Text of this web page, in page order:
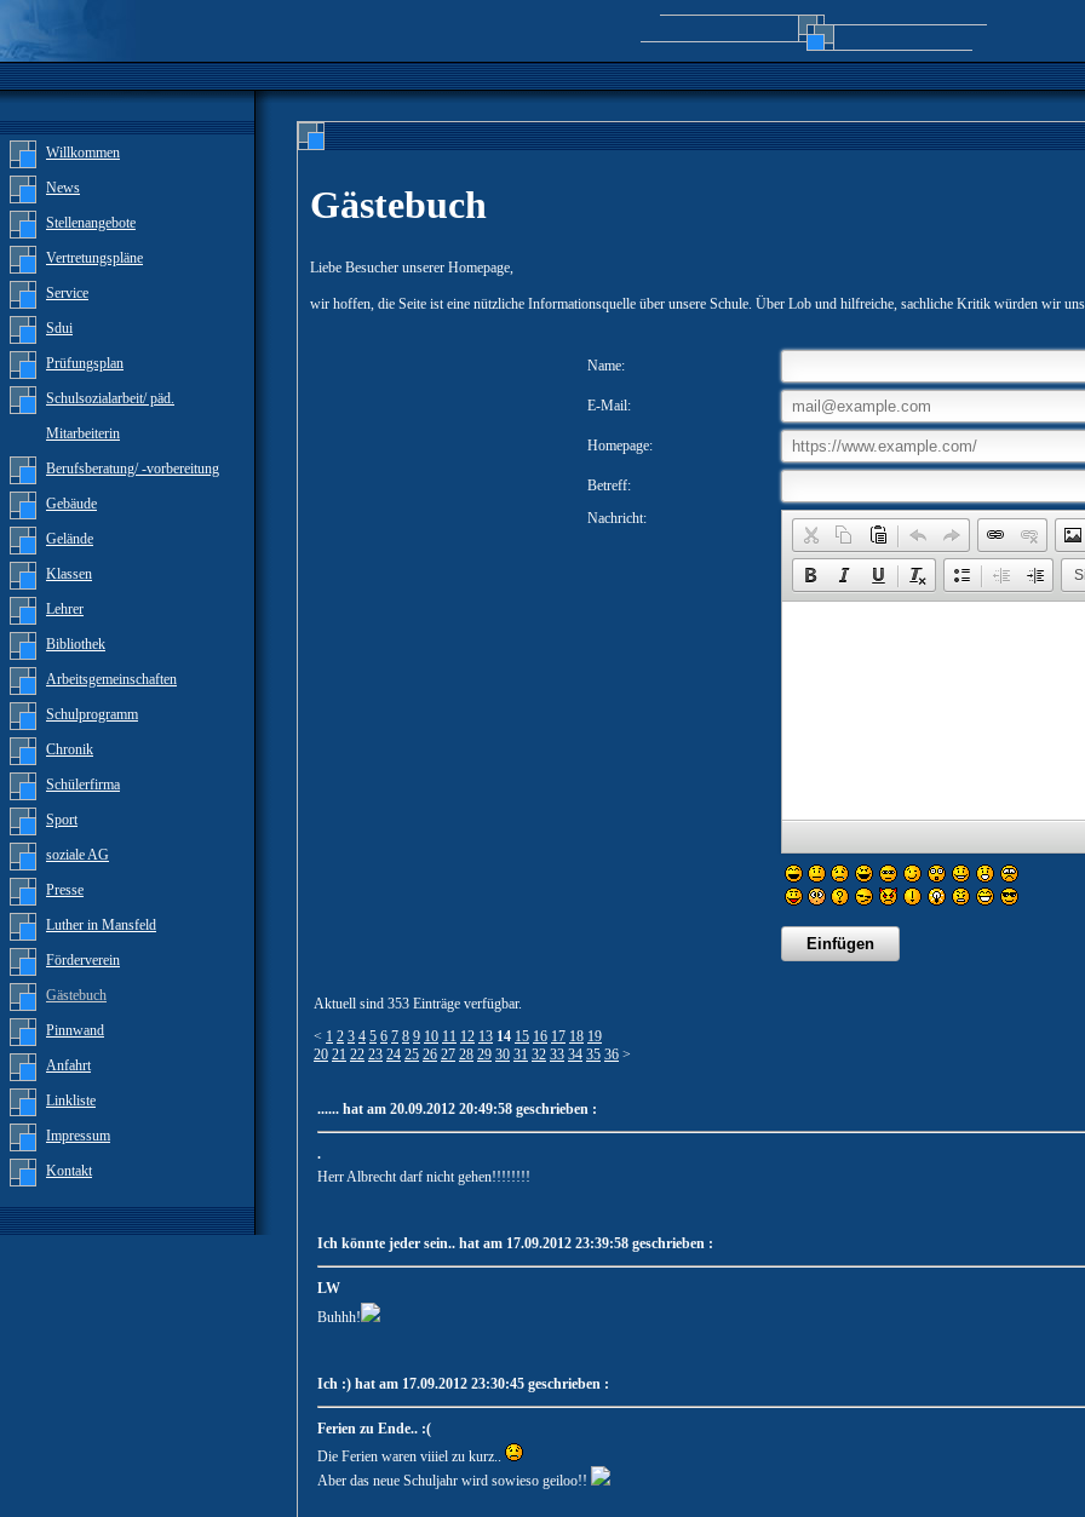
Willkommen
News
Stellenangebote
Vertretungspläne
Service
Sdui
Prüfungsplan
Schulsozialarbeit/ päd.
Mitarbeiterin
Berufsberatung/ -vorbereitung
Gebäude
Gelände
Klassen
Lehrer
Bibliothek
Arbeitsgemeinschaften
Schulprogramm
Chronik
Schülerfirma
Sport
soziale AG
Presse
Luther in Mansfeld
Förderverein
Gästebuch
Pinnwand
Anfahrt
Linkliste
Impressum
Kontakt
Gästebuch
Liebe Besucher unserer Homepage,
wir hoffen, die Seite ist eine nützliche Informationsquelle über unsere Schule. Über Lob und hilfreiche, sachliche Kritik würden wir
Name:
E-Mail:
Homepage:
Betreff:
Nachricht:
Aktuell sind 353 Einträge verfügbar.
< 1 2 3 4 5 6 7 8 9 10 11 12 13 14 15 16 17 18 19
20 21 22 23 24 25 26 27 28 29 30 31 32 33 34 35 36 >
...... hat am 20.09.2012 20:49:58 geschrieben :
.
Herr Albrecht darf nicht gehen!!!!!!!!
Ich könnte jeder sein.. hat am 17.09.2012 23:39:58 geschrieben :
LW
Buhhh!
Ich :) hat am 17.09.2012 23:30:45 geschrieben :
Ferien zu Ende.. :(
Die Ferien waren viiiel zu kurz..
Aber das neue Schuljahr wird sowieso geiloo!!